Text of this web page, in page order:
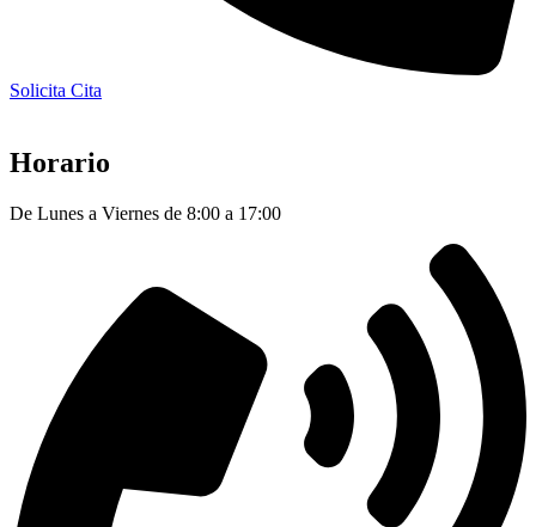
Solicita Cita
Horario
De Lunes a Viernes de 8:00 a 17:00